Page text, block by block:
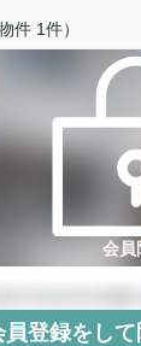
件 1件）
会員
員登録をし